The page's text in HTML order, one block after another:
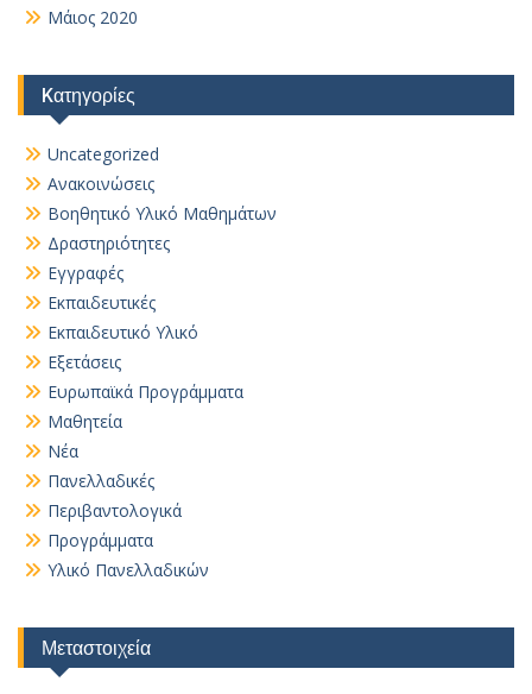
Μάιος 2020
Kατηγορίες
Uncategorized
Ανακοινώσεις
Βοηθητικό Yλικό Mαθημάτων
Δραστηριότητες
Εγγραφές
Εκπαιδευτικές
Εκπαιδευτικό Υλικό
Εξετάσεις
Ευρωπαϊκά Προγράμματα
Μαθητεία
Νέα
Πανελλαδικές
Περιβαντολογικά
Προγράμματα
Υλικό Πανελλαδικών
Μεταστοιχεία